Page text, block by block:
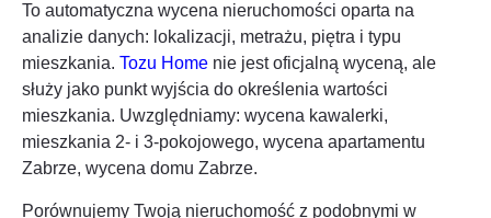
To automatyczna wycena nieruchomości oparta na
analizie danych: lokalizacji, metrażu, piętra i typu
mieszkania. Tozu Home nie jest oficjalną wyceną, ale
służy jako punkt wyjścia do określenia wartości
mieszkania. Uwzględniamy: wycena kawalerki,
mieszkania 2- i 3-pokojowego, wycena apartamentu
Zabrze, wycena domu Zabrze.
Porównujemy Twoją nieruchomość z podobnymi w